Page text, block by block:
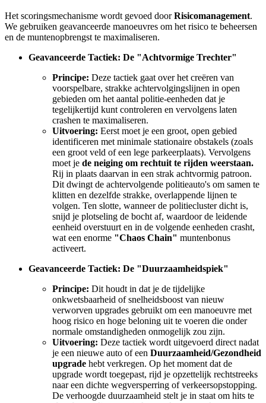
Het scoringsmechanisme wordt gevoed doorRisicomanagement.
We gebruiken geavanceerde manoeuvres om het risico te beheersen
en de muntenopbrengst te maximaliseren.
Geavanceerde Tactiek: De "Achtvormige Trechter"
Principe: Deze tactiek gaat over het creëren van
voorspelbare, strakke achtervolgingslijnen in open
gebieden om het aantal politie-eenheden dat je
tegelijkertijd kunt controleren en vervolgens laten
crashen te maximaliseren.
Uitvoering: Eerst moet je een groot, open gebied
identificeren met minimale stationaire obstakels (zoals
een groot veld of een lege parkeerplaats). Vervolgens
moet je de neiging om rechtuit te rijden weerstaan.
Rij in plaats daarvan in een strak achtvormig patroon.
Dit dwingt de achtervolgende politieauto's om samen te
klitten en dezelfde strakke, overlappende lijnen te
volgen. Ten slotte, wanneer de politiecluster dicht is,
snijd je plotseling de bocht af, waardoor de leidende
eenheid overstuurt en in de volgende eenheden crasht,
wat een enorme "Chaos Chain" muntenbonus
activeert.
Geavanceerde Tactiek: De "Duurzaamheidspiek"
Principe: Dit houdt in dat je de tijdelijke
onkwetsbaarheid of snelheidsboost van nieuw
verworven upgrades gebruikt om een manoeuvre met
hoog risico en hoge beloning uit te voeren die onder
normale omstandigheden onmogelijk zou zijn.
Uitvoering: Deze tactiek wordt uitgevoerd direct nadat
je een nieuwe auto of een Duurzaamheid/Gezondheid
upgrade hebt verkregen. Op het moment dat de
upgrade wordt toegepast, rijd je opzettelijk rechtstreeks
naar een dichte wegversperring of verkeersopstopping.
De verhoogde duurzaamheid stelt je in staat om hits te